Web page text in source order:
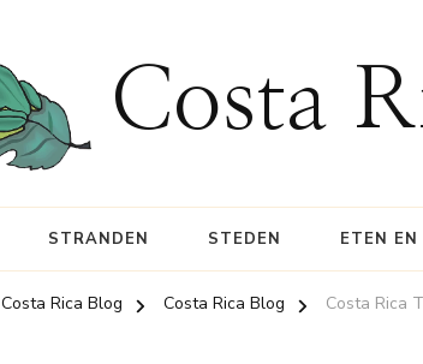
Costa
STRANDEN STEDEN ETEN EN
Costa Rica Blog Costa Rica Blog Costa Rica